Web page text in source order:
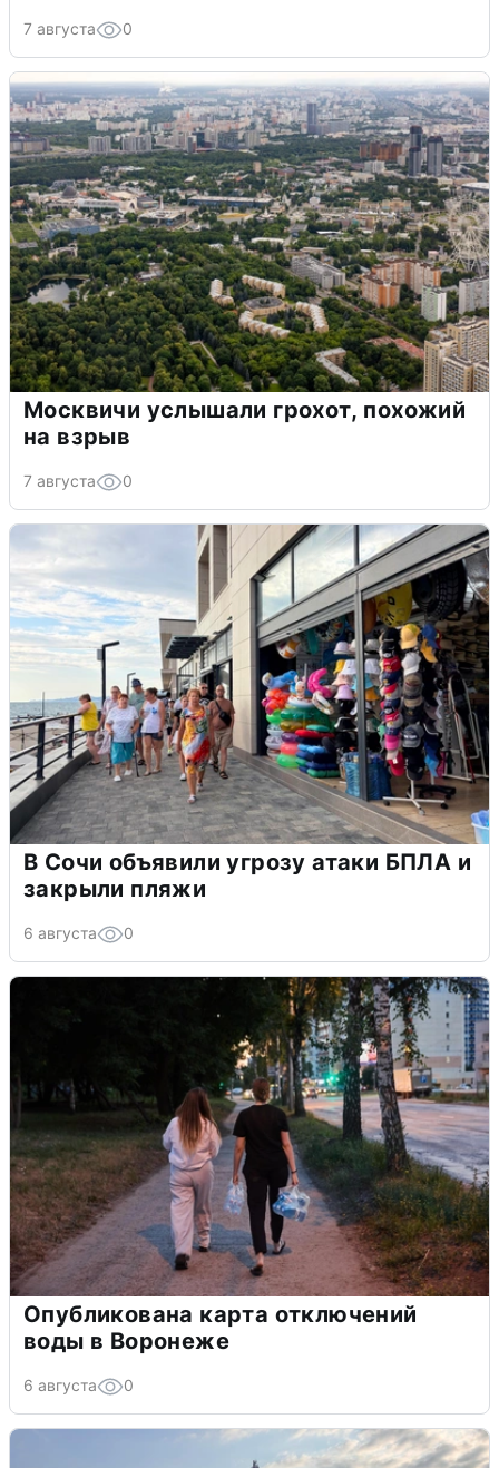
7 августа 0
Москвичи услышали грохот, похожий
на взрыв
7 августа 0
В Сочи объявили угрозу атаки БПЛА и
закрыли пляжи
6 августа 0
Опубликована карта отключений
воды в Воронеже
6 августа 0